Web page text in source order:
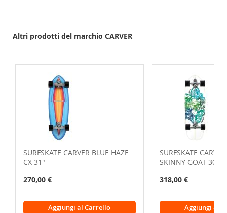
Altri prodotti del marchio CARVER
SURFSKATE CARVER BLUE HAZE
CX 31"
270,00 €
Aggiungi al Carrello
SURFSKATE
SKINNY GOAT
318,00 €
Aggiungi al